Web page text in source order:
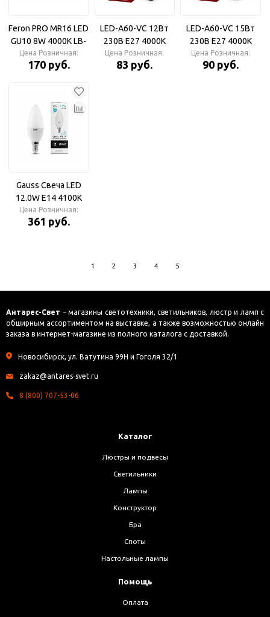
Feron PRO MR16 LED
GU10 8W 4000K LB-
1608 Лампа
светодиодная
Цена Розничная:
170 руб.
LED-A60-VC 12Вт
230В Е27 4000К
1080Лм IN HOME
Лампа
Цена Розничная:
83 руб.
LED-A60-VC 15Вт
230В Е27 4000К
1350Лм IN HOME
Лампа
Цена Розничная:
90 руб.
Gauss Свеча LED
12.0W E14 4100K
920lm Elementary
Лампа
Цена Розничная:
361 руб.
1 2 3 4 5
Антарес-Свет – магазины светотехники, светильников, люстр и ламп с
обширным ассортиментом на выставке, а также возможностью онлайн
заказа в интернет-магазине из полного каталога с доставкой.
Новосибирск, ул. Ватутина 99Н и Гоголя 32/1
zakaz@antares-svet.ru
8 (800) 707-53-06
Каталог
Люстры и подвесы
Светильники
Лампы
Конструктор
Бра
Споты
Настольные лампы
Помощь
Оплата